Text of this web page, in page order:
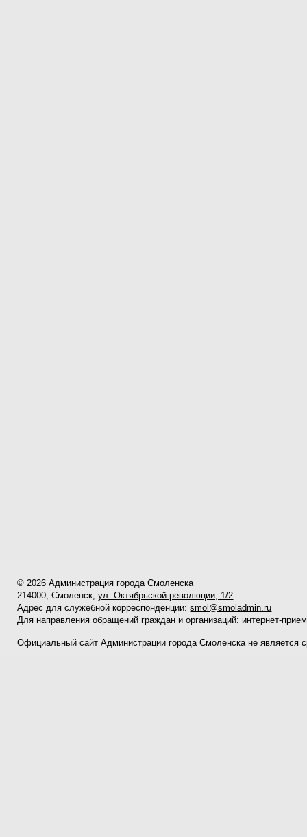
© 2026 Администрация города Смоленска
214000, Смоленск,ул. Октябрьской революции, 1/2
Адрес для служебной корреспонденции:smol@smoladmin.ru
Для направления обращений граждан и организаций: интернет-
Официальный сайт Администрации города Смоленска не является